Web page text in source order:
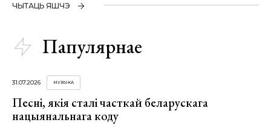
ЧЫТАЦЬ ЯШЧЭ
Папулярнае
31.07.2026 МУЗЫКА
Песні, якія сталі часткай беларускага
нацыянальнага коду